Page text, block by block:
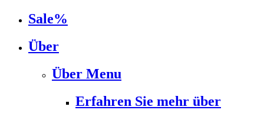
Sale%
Über
Über Menu
Erfahren Sie mehr über